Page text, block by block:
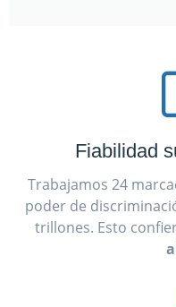
Fiabilidad
Trabajamos 24
poder de
trillones. Esto